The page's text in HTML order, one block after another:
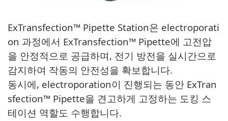
ExTransfection™ Pipette Station은 electroporati
on 과정에서 ExTransfection™ Pipette에 고전압
을 안정적으로 공급하며, 전기 방전을 실시간으로
감지하여 작동의 안전성을 확보합니다.
동시에, electroporation이 진행되는 동안 ExTran
sfection™ Pipette을 견고하게 고정하는 도킹 스
테이션 역할도 수행합니다.